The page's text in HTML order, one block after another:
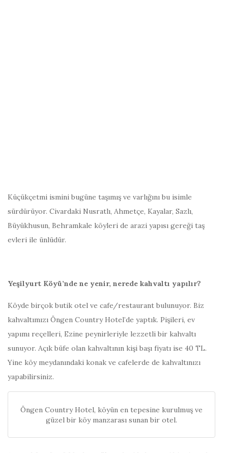
Küçükçetmi ismini bugüne taşımış ve varlığını bu isimle
sürdürüyor. Civardaki Nusratlı, Ahmetçe, Kayalar, Sazlı,
Büyükhusun, Behramkale köyleri de arazi yapısı gereği taş
evleri ile ünlüdür.
Yeşilyurt Köyü’nde ne yenir, nerede kahvaltı yapılır?
Köyde birçok butik otel ve cafe/restaurant bulunuyor. Biz
kahvaltımızı Öngen Country Hotel’de yaptık. Pişileri, ev
yapımı reçelleri, Ezine peynirleriyle lezzetli bir kahvaltı
sunuyor. Açık büfe olan kahvaltının kişi başı fiyatı ise 40 TL.
Yine köy meydanındaki konak ve cafelerde de kahvaltınızı
yapabilirsiniz.
Öngen Country Hotel, köyün en tepesine kurulmuş ve
güzel bir köy manzarası sunan bir otel.